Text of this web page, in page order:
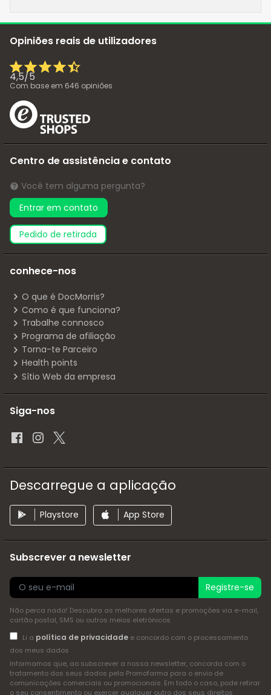
Opiniões reais de utilizadores
4,5/5
Com base em 646 opiniões
Centro de assistência e contato
Você tem alguma pergunta?
Entrar em contato
pedido de retirada
conhece-nos
O que é DocMorris?
Como é que funciona?
Trabalhe connosco
Programa de afiliação
Torna-te Parceiro
Health points
Sítio Web da empresa
Siga-nos
Descarregue a aplicação
Playstore App Store
Subscrever a newsletter
Registre-se
Não perca nada! Descubra as melhores ofertas e promoções via e-mail,
cartão postal, SMS ou outros meios eletrónicos
Li a política de privacidadee concordo com o processamento
dos meus dados
Informamos que, ao subscrever a nossa newsletter, concorda com o
tratamento dos seus dados pela Promofarma para o envio de
comunicações comerciais ou promocionais. Em todo o caso, pode retirar
o seu consentimento ou exercer qualquer outro dos seus direitos